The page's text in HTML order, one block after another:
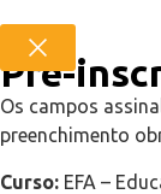
Pré-
Os campos
preenchimento
Curso: EFA –